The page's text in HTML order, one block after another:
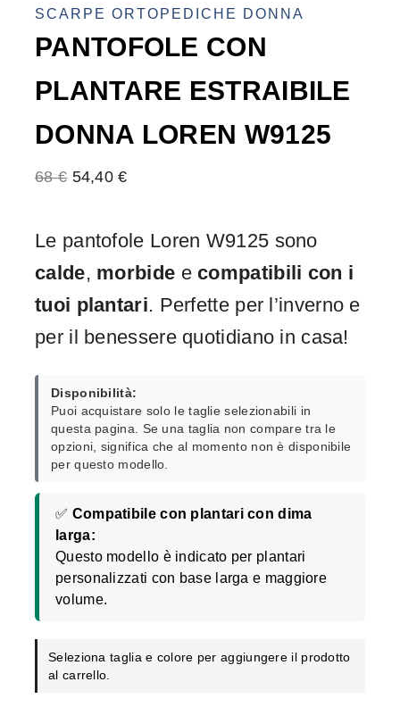
SCARPE ORTOPEDICHE DONNA
PANTOFOLE CON
PLANTARE ESTRAIBILE
DONNA LOREN W9125
68€ 54,40€
Le pantofole Loren W9125 sono
calde, morbide ecompatibili con i
tuoi plantari. Perfette per l’inverno e
per il benessere quotidiano in casa!
Disponibilità:
Puoi acquistare solo le taglie selezionabili in
questa pagina. Se una taglia non compare tra le
opzioni, significa che al momento non è disponibile
per questo modello.
✅ Compatibile con plantari con dima
larga:
Questo modello è indicato per plantari
personalizzati con base larga e maggiore
volume.
Seleziona taglia e colore per aggiungere il prodotto
al carrello.